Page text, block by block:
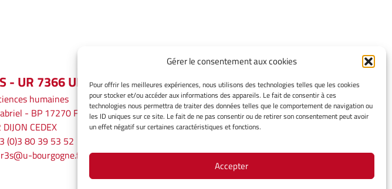
Gérer le consentement aux cookies
Pour offrir les meilleures expériences, nous utilisons des technologies telles que les cookies
pour stocker et/ou accéder aux informations des appareils. Le fait de consentir à ces
technologies nous permettra de traiter des données telles que le comportement de navigation ou
les ID uniques sur ce site. Le fait de ne pas consentir ou de retirer son consentement peut avoir
un effet négatif sur certaines caractéristiques et fonctions.
Accepter
- UR 7366 UBE
humaines
- BP 17270 F
CEDEX
(0)3 80 39 53 52
bourgogne.fr
INFORMATIONS LÉGALES
Mentions légales
Gérer mes cookies
Politique de cookies
Avertissement